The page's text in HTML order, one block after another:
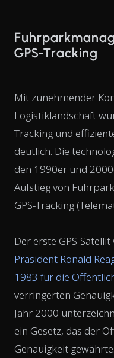
GPS-Tracking
Mit zunehmender
Logistiklandschaft
Tracking und
deutlich. Die
den 1990er und
Aufstieg von
GPS-Tracking
Der erste GPS-
Präsident Ronald
1983 für die
verringerten
Jahr 2000
ein Gesetz, das der
Genauigkeit gewährte.